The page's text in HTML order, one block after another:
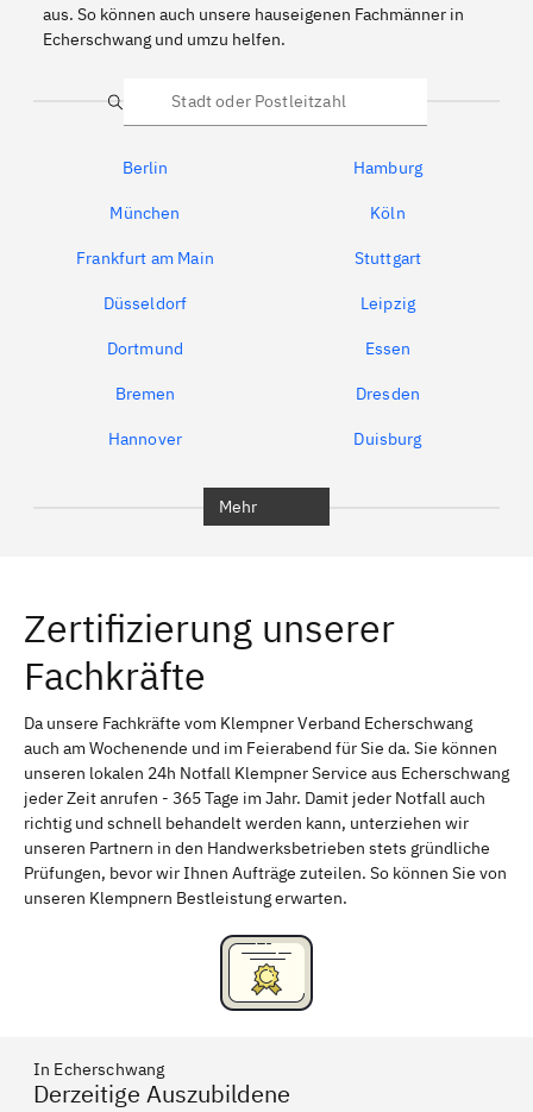
aus. So können auch unsere hauseigenen Fachmänner in
Echerschwang und umzu helfen.
Suche
Berlin Hamburg
München Köln
Frankfurt am Main Stuttgart
Düsseldorf Leipzig
Dortmund Essen
Bremen Dresden
Hannover Duisburg
Erlangen Bamberg
Bayreuth
Schweinfurt Passau
Freising Rudelsdorf, Mittelfranken
Mehr
Zertifizierung unserer
Fachkräfte
Da unsere Fachkräfte vom Klempner Verband Echerschwang
auch am Wochenende und im Feierabend für Sie da. Sie können
unseren lokalen 24h Notfall Klempner Service aus Echerschwang
jeder Zeit anrufen - 365 Tage im Jahr. Damit jeder Notfall auch
richtig und schnell behandelt werden kann, unterziehen wir
unseren Partnern in den Handwerksbetrieben stets gründliche
Prüfungen, bevor wir Ihnen Aufträge zuteilen. So können Sie von
unseren Klempnern Bestleistung erwarten.
In Echerschwang
Derzeitige Auszubildene